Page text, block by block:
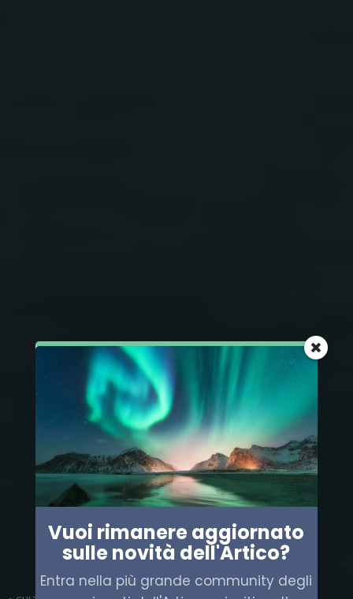
Vuoi rimanere aggiornato
sulle novità dell'Artico?
Entra nella più grande community degli